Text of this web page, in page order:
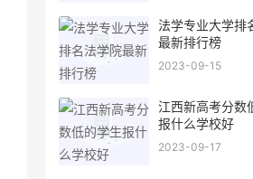
法学专业大学排
最新排行榜
2023-09-15
江西新高考分数
报什么学校好
2023-09-17